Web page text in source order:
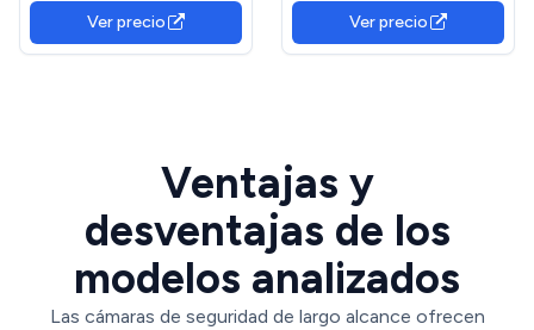
Nocturna en Color,
Detección de
Personas/Movimiento,
Ver precio
Vigilancia Exterior con
Doble Lente,Visión
Nocturna
Ver precio
Ventajas y
desventajas de los
modelos analizados
Las cámaras de seguridad de largo alcance ofrecen